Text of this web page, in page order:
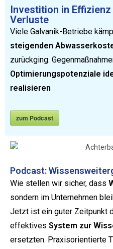
Investition in
Verluste
Viele Galvanik-Betriebe
steigenden
zurückging.
Optimierungspotenziale
realisieren
zum Podcast
Podcast:
Wie stellen wir sicher, dass
sondern im Unternehmen
Jetzt ist ein guter Zeitpunkt
effektives System zur
ersetzten. Praxisorientierte